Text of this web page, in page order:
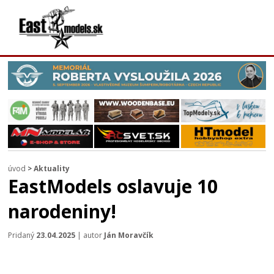
úvod >Aktuality
EastModels oslavuje 10
narodeniny!
Pridaný 23.04.2025 | autorJán Moravčík